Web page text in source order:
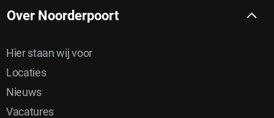
Over Noorderpoort
Hier staan wij voor
Locaties
Nieuws
Vacatures